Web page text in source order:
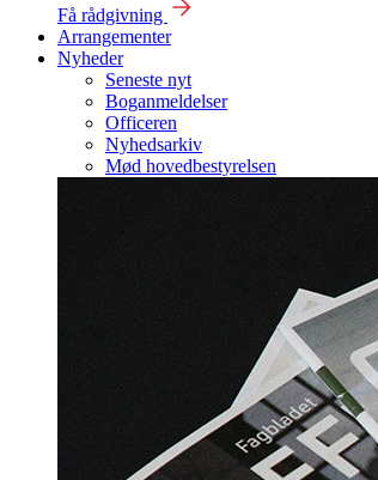
Få rådgivning
Arrangementer
Nyheder
Seneste nyt
Boganmeldelser
Officeren
Nyhedsarkiv
Mød hovedbestyrelsen